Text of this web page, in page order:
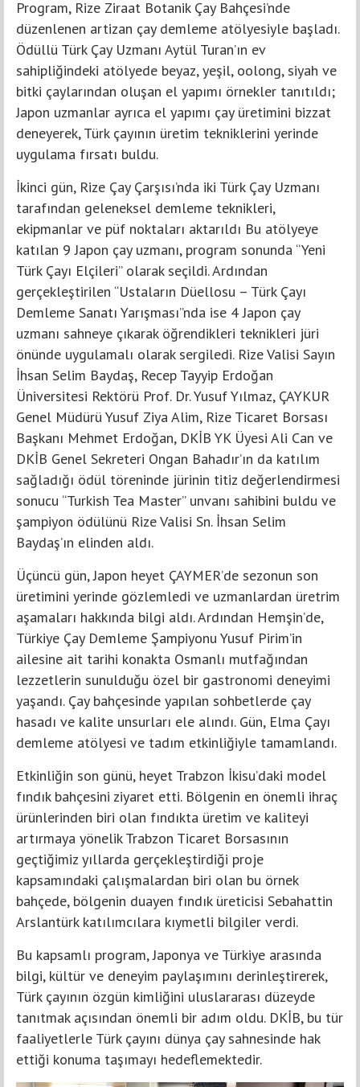
Program, Rize Ziraat Botanik Çay Bahçesi’nde
düzenlenen artizan çay demleme atölyesiyle başladı.
Ödüllü Türk Çay Uzmanı Aytül Turan’ın ev
sahipliğindeki atölyede beyaz, yeşil, oolong, siyah ve
bitki çaylarından oluşan el yapımı örnekler tanıtıldı;
Japon uzmanlar ayrıca el yapımı çay üretimini bizzat
deneyerek, Türk çayının üretim tekniklerini yerinde
uygulama fırsatı buldu.
İkinci gün, Rize Çay Çarşısı’nda iki Türk Çay Uzmanı
tarafından geleneksel demleme teknikleri,
ekipmanlar ve püf noktaları aktarıldı Bu atölyeye
katılan 9 Japon çay uzmanı, program sonunda “Yeni
Türk Çayı Elçileri” olarak seçildi. Ardından
gerçekleştirilen “Ustaların Düellosu – Türk Çayı
Demleme Sanatı Yarışması”nda ise 4 Japon çay
uzmanı sahneye çıkarak öğrendikleri teknikleri jüri
önünde uygulamalı olarak sergiledi. Rize Valisi Sayın
İhsan Selim Baydaş, Recep Tayyip Erdoğan
Üniversitesi Rektörü Prof. Dr. Yusuf Yılmaz, ÇAYKUR
Genel Müdürü Yusuf Ziya Alim, Rize Ticaret Borsası
Başkanı Mehmet Erdoğan, DKİB YK Üyesi Ali Can ve
DKİB Genel Sekreteri Ongan Bahadır’ın da katılım
sağladığı ödül töreninde jürinin titiz değerlendirmesi
sonucu “Turkish Tea Master” unvanı sahibini buldu ve
şampiyon ödülünü Rize Valisi Sn. İhsan Selim
Baydaş’ın elinden aldı.
Üçüncü gün, Japon heyet ÇAYMER’de sezonun son
üretimini yerinde gözlemledi ve uzmanlardan üretrim
aşamaları hakkında bilgi aldı. Ardından Hemşin’de,
Türkiye Çay Demleme Şampiyonu Yusuf Pirim’in
ailesine ait tarihi konakta Osmanlı mutfağından
lezzetlerin sunulduğu özel bir gastronomi deneyimi
yaşandı. Çay bahçesinde yapılan sohbetlerde çay
hasadı ve kalite unsurları ele alındı. Gün, Elma Çayı
demleme atölyesi ve tadım etkinliğiyle tamamlandı.
Etkinliğin son günü, heyet Trabzon İkisu’daki model
fındık bahçesini ziyaret etti. Bölgenin en önemli ihraç
ürünlerinden biri olan fındıkta üretim ve kaliteyi
artırmaya yönelik Trabzon Ticaret Borsasının
geçtiğimiz yıllarda gerçekleştirdiği proje
kapsamındaki çalışmalardan biri olan bu örnek
bahçede, bölgenin duayen fındık üreticisi Sebahattin
Arslantürk katılımcılara kıymetli bilgiler verdi.
Bu kapsamlı program, Japonya ve Türkiye arasında
bilgi, kültür ve deneyim paylaşımını derinleştirerek,
Türk çayının özgün kimliğini uluslararası düzeyde
tanıtmak açısından önemli bir adım oldu. DKİB, bu tür
faaliyetlerle Türk çayını dünya çay sahnesinde hak
ettiği konuma taşımayı hedeflemektedir.